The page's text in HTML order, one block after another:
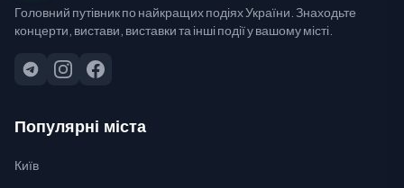
Головний путівник по найкращих подіях України. Знаходьте
концерти, вистави, виставки та інші події у вашому місті.
Популярні міста
Київ